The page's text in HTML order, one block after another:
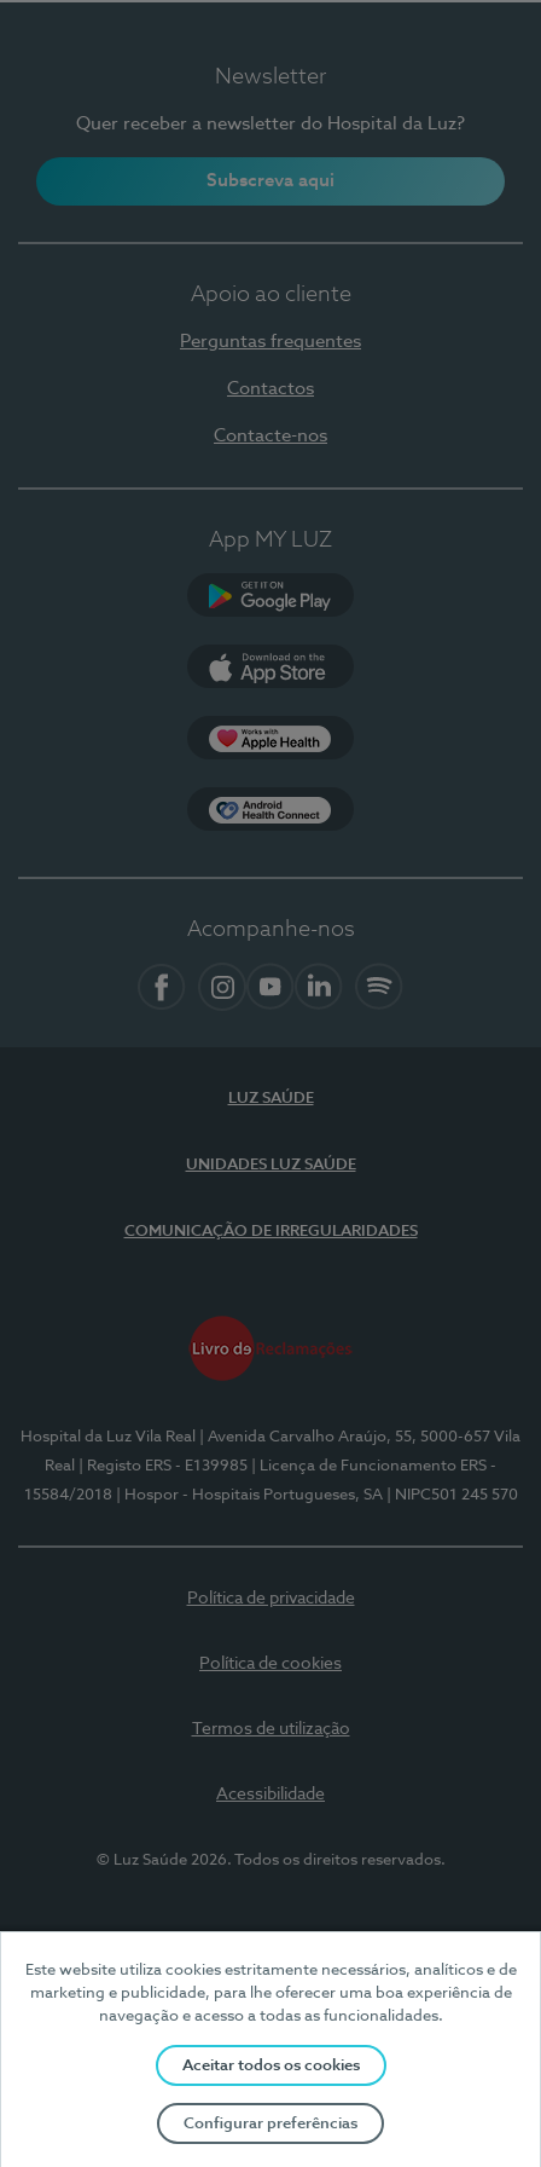
Este website utiliza cookies estritamente necessários, analíticos e de
marketing e publicidade, para lhe oferecer uma boa experiência de
navegação e acesso a todas as funcionalidades.
Aceitar todos os cookies
Configurar preferências
Newsletter
Quer receber a newsletter do Hospital da Luz?
Subscreva aqui
Apoio ao cliente
Perguntas frequentes
Contactos
Contacte-nos
App MY LUZ
Acompanhe-nos
LUZ SAÚDE
UNIDADES LUZ SAÚDE
COMUNICAÇÃO DE IRREGULARIDADES
Hospital da Luz Vila Real
| Avenida Carvalho Araújo, 55, 5000-657 Vila
Real
| Registo ERS - E139985
| Licença de Funcionamento ERS -
15584/2018
| Hospor - Hospitais Portugueses, SA | NIPC501 245 570
Política de privacidade
Política de cookies
Termos de utilização
Acessibilidade
© Luz Saúde 2026. Todos os direitos reservados.